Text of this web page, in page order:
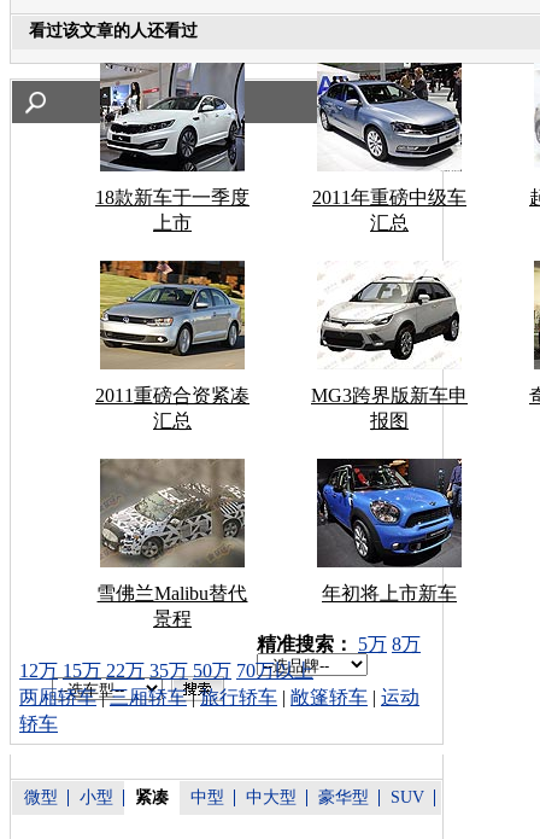
看过该文章的人还看过
18款新车于一季度
上市
2011年重磅中级车
汇总
2011重磅合资紧凑
汇总
MG3跨界版新车申
报图
雪佛兰Malibu替代
景程
年初将上市新车
车型搜索：
精准搜索： 5万 8万
12万 15万 22万 35万 50万 70万以上
两厢轿车|三厢轿车|旅行轿车 | 敞篷轿车 | 运动
轿车
微型 小型 紧凑 中型 中大型 豪华型 SUV